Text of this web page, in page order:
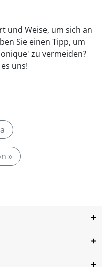
und Weise, um sich an
Sie einen Tipp, um
zu vermeiden?
uns!
»